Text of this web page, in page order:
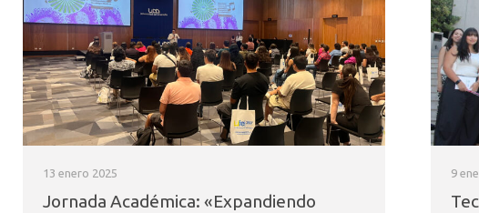
13 enero 2025
Jornada Académica: «Expandiendo
9